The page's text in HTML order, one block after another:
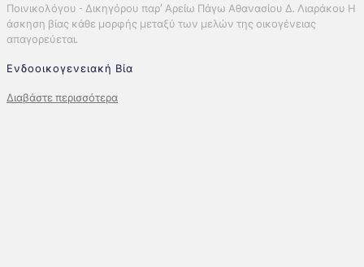
Ποινικολόγου - Δικηγόρου παρ’ Αρείω Πάγω Αθανασίου Δ. Λιαράκου Η
άσκηση βίας κάθε μορφής μεταξύ των μελών της οικογένειας
απαγορεύεται.
Ενδοοικογενειακή Βία
Διαβάστε περισσότερα